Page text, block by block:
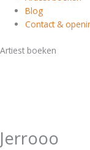
Blog
Contact &
Artiest boeken
Jerrooo